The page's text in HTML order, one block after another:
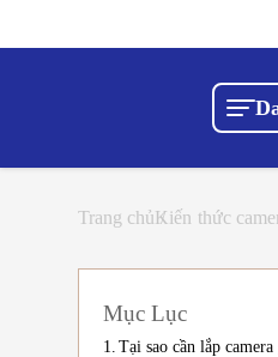
Trang chủKiến thức
Mục Lục
Tại sao cần lắp camera